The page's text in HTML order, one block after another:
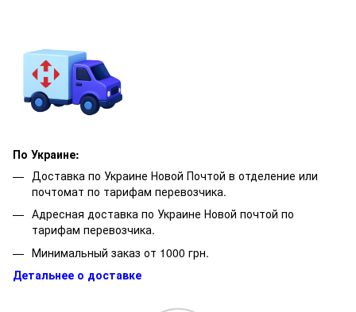
По Украине:
Доставка по Украине Новой Почтой в отделение или
почтомат по тарифам перевозчика.
Адресная доставка по Украине Новой почтой по
тарифам перевозчика.
Минимальный заказ от 1000 грн.
Детальнее о доставке